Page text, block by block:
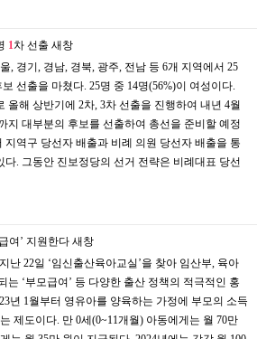
1 차 선출 새창
, 경기, 경남, 경북, 광주, 전남 등 6개 지역에서 25
선출을 마쳤다. 25명 중 14명(56%)이 여성이다.
올해 상반기에 2차, 3차 선출을 진행하여 내년 4월
지 대부분의 후보를 선출하여 총선을 준비할 예정
지역구 당선자 배출과 비례 의원 당선자 배출을 통
다. 그동안 진보정당의 선거 전략은 비례대표 당선
여’ 지원한다 새창
난 22일 ‘임신출산육아교실’을 찾아 임산부, 육아
는 ‘부모급여’ 등 다양한 출산 정책의 적극적인 홍
년 1월부터 영유아를 양육하는 가정에 부모의 소득
제도이다. 만 0세(0~11개월) 아동에게는 월 70만